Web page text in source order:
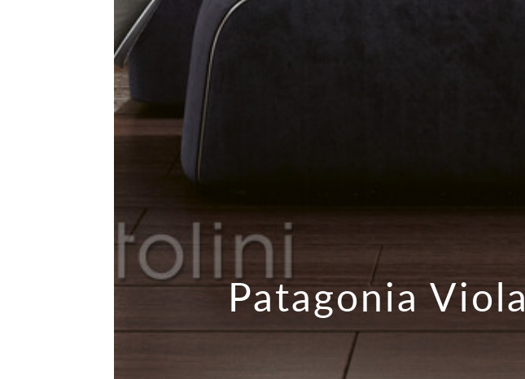
Patagonia Viola